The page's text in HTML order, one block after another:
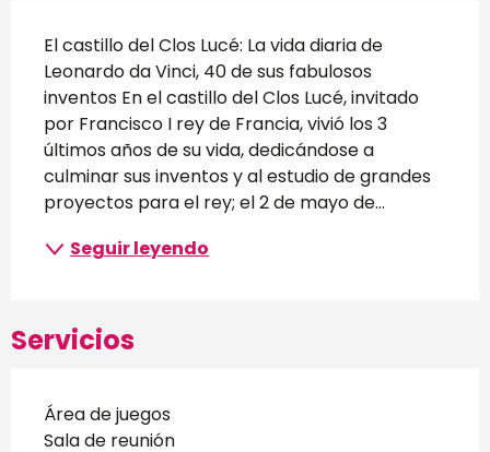
Descripción
El castillo del Clos Lucé: La vida diaria de
Leonardo da Vinci, 40 de sus fabulosos
inventos En el castillo del Clos Lucé, invitado
por Francisco I rey de Francia, vivió los 3
últimos años de su vida, dedicándose a
culminar sus inventos y al estudio de grandes
proyectos para el rey; el 2 de mayo de...
Seguir leyendo
Servicios
Área de juegos
Sala de reunión